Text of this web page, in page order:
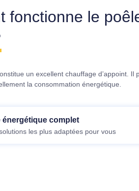
fonctionne le
un excellent chauffage d’appoint. Il
la consommation énergétique.
énergétique complet
les plus adaptées pour vous